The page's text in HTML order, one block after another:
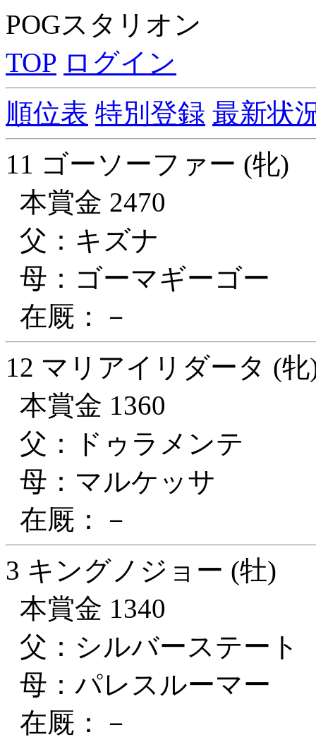
POGスタリオン
TOP ログイン
順位表 特別登録 最新状
11 ゴーソーファー (牝)
本賞金 2470
父：キズナ
母：ゴーマギーゴー
在厩：－
12 マリアイリダータ (牝
本賞金 1360
父：ドゥラメンテ
母：マルケッサ
在厩：－
3 キングノジョー (牡)
本賞金 1340
父：シルバーステート
母：パレスルーマー
在厩：－